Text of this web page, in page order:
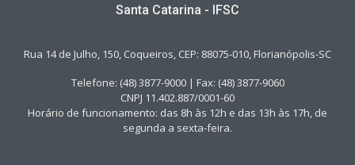
Santa Catarina - IFSC
Rua 14 de Julho, 150, Coqueiros, CEP: 88075-010, Florianópolis-SC
Telefone: (48) 3877-9000 | Fax: (48) 3877-9060
CNPJ 11.402.887/0001-60
Horário de funcionamento: das 8h às 12h e das 13h às 17h, de
segunda a sexta-feira.